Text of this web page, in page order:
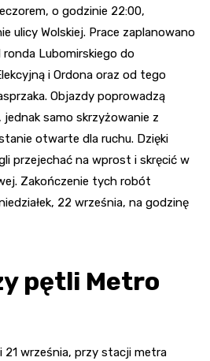
o godzinie 22:00,
ulicy Wolskiej. Prace zaplanowano
Lubomirskiego do
i Ordona oraz od tego
Objazdy poprowadzą
jednak samo skrzyżowanie z
otwarte dla ruchu. Dzięki
przejechać na wprost i skręcić w
Zakończenie tych robót
22 września, na godzinę
pętli Metro
21 września, przy stacji metra